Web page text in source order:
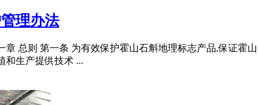
理办法
总则 第一条 为有效保护霍山石斛地理标志产品,保证霍
和生产提供技术 ...